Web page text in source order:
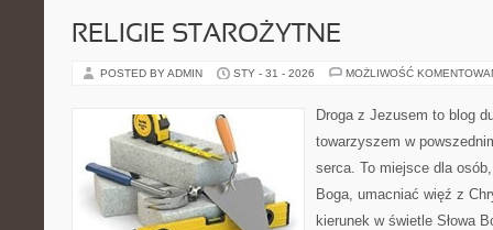
RELIGIE STAROŻYTNE
POSTED BY ADMIN STY - 31 - 2026 MOŻLIWOŚĆ
Droga z Jezusem to blog
towarzyszem w
serca. To miejsce dla
Boga, umacniać więź z
kierunek w świetle Słowa